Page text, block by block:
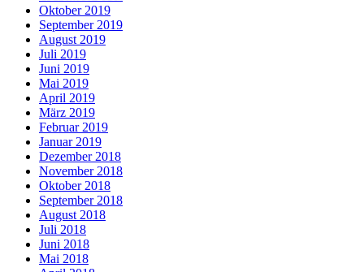
Oktober 2019
September 2019
August 2019
Juli 2019
Juni 2019
Mai 2019
April 2019
März 2019
Februar 2019
Januar 2019
Dezember 2018
November 2018
Oktober 2018
September 2018
August 2018
Juli 2018
Juni 2018
Mai 2018